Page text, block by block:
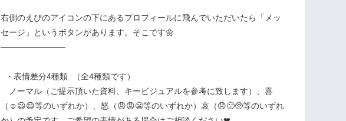
右側のえぴのアイコンの下にあるプロフィールに飛んでいただいたら「メッ
セージ」というボタンがあります。そこです🌼
───────────
・表情差分4種類 （全4種類です）
ノーマル（ご提示頂いた資料、キービジュアルを参考に致します）、喜
（☺️😃😄等のいずれか）、怒（😠😡😬等のいずれか）哀（😞🙁🥺等のいずれ